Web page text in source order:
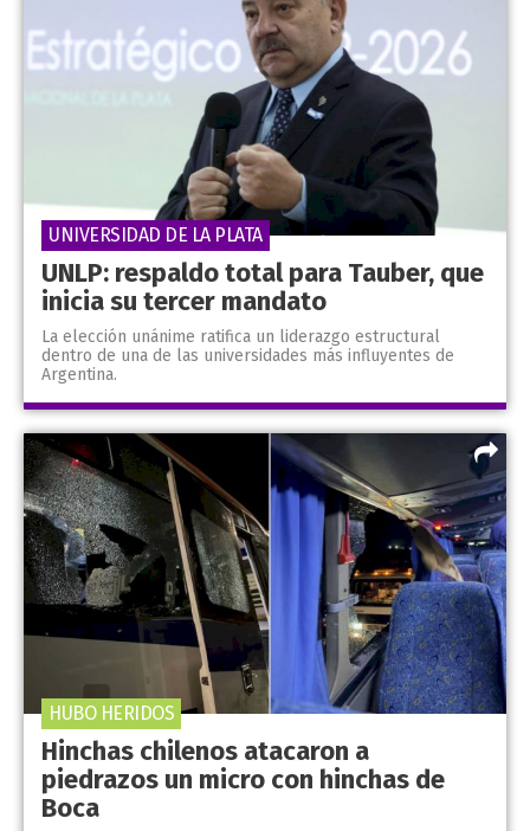
UNLP: respaldo total para Tauber, que
inicia su tercer mandato
La elección unánime ratifica un liderazgo estructural
dentro de una de las universidades más influyentes de
Argentina.
UNIVERSIDAD DE LA PLATA
Hinchas chilenos atacaron a
piedrazos un micro con hinchas de
Boca
HUBO HERIDOS